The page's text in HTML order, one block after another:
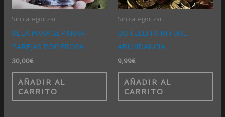
Sin categorizar
VELA PARA SEPARAR
PAREJAS PODEROSA
30,00€
AÑADIR AL
CARRITO
Sin categorizar
BOTELLITA RITUAL
ABUNDANCIA
9,99€
AÑADIR AL
CARRITO